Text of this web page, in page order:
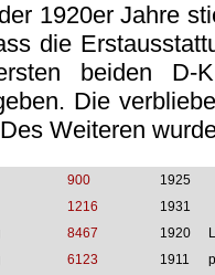
1920er Jahre
die
beiden D-
Die
Weiteren
900
1925
1216
1931
8467 1920
6123 1911